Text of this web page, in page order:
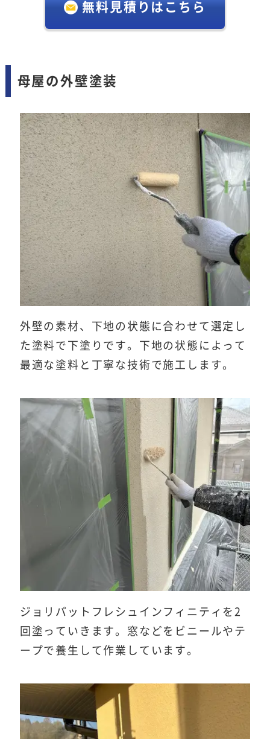
無料見積りはこちら
母屋の外壁塗装
外壁の素材、下地の状態に合わせて選定し
た塗料で下塗りです。下地の状態によって
最適な塗料と丁寧な技術で施工します。
ジョリパットフレシュインフィニティを2
回塗っていきます。窓などをビニールやテ
ープで養生して作業しています。